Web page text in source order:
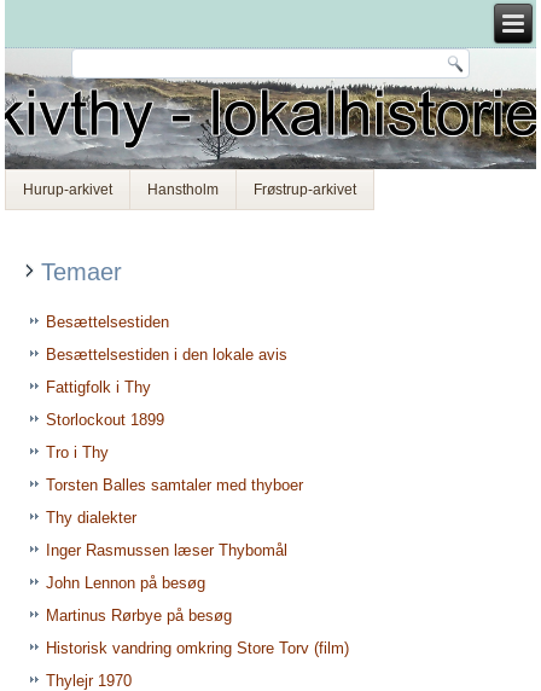
Hurup-arkivet Hanstholm Frøstrup-arkivet
Temaer
Besættelsestiden
Besættelsestiden i den lokale avis
Fattigfolk i Thy
Storlockout 1899
Tro i Thy
Torsten Balles samtaler med thyboer
Thy dialekter
Inger Rasmussen læser Thybomål
John Lennon på besøg
Martinus Rørbye på besøg
Historisk vandring omkring Store Torv (film)
Thylejr 1970